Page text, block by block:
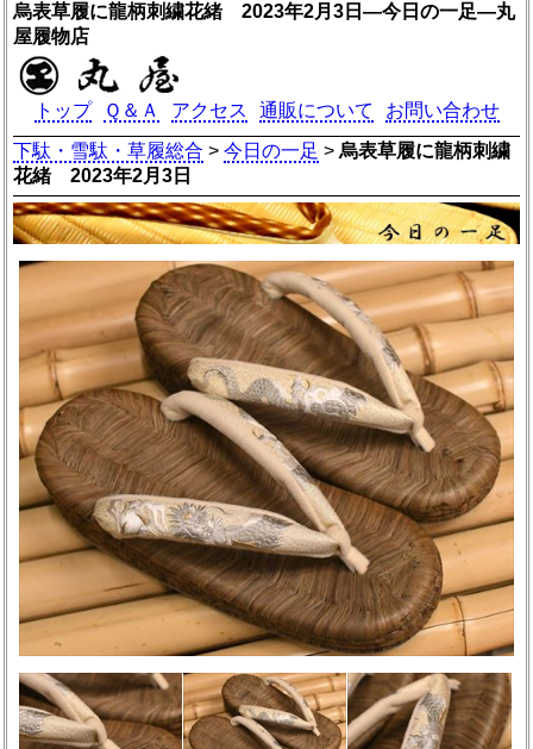
烏表草履に龍柄刺繍花緒 2023年2月3日―今日の一足―丸
屋履物店
トップ Ｑ＆Ａ アクセス 通販について
お問い合わせ
下駄・雪駄・草履総合 >今日の一足 >烏表草履に龍柄刺繍
花緒 2023年2月3日